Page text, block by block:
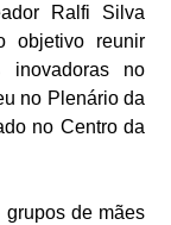
Ralfi Silva
objetivo reunir
inovadoras no
no Plenário da
no Centro da
de mães